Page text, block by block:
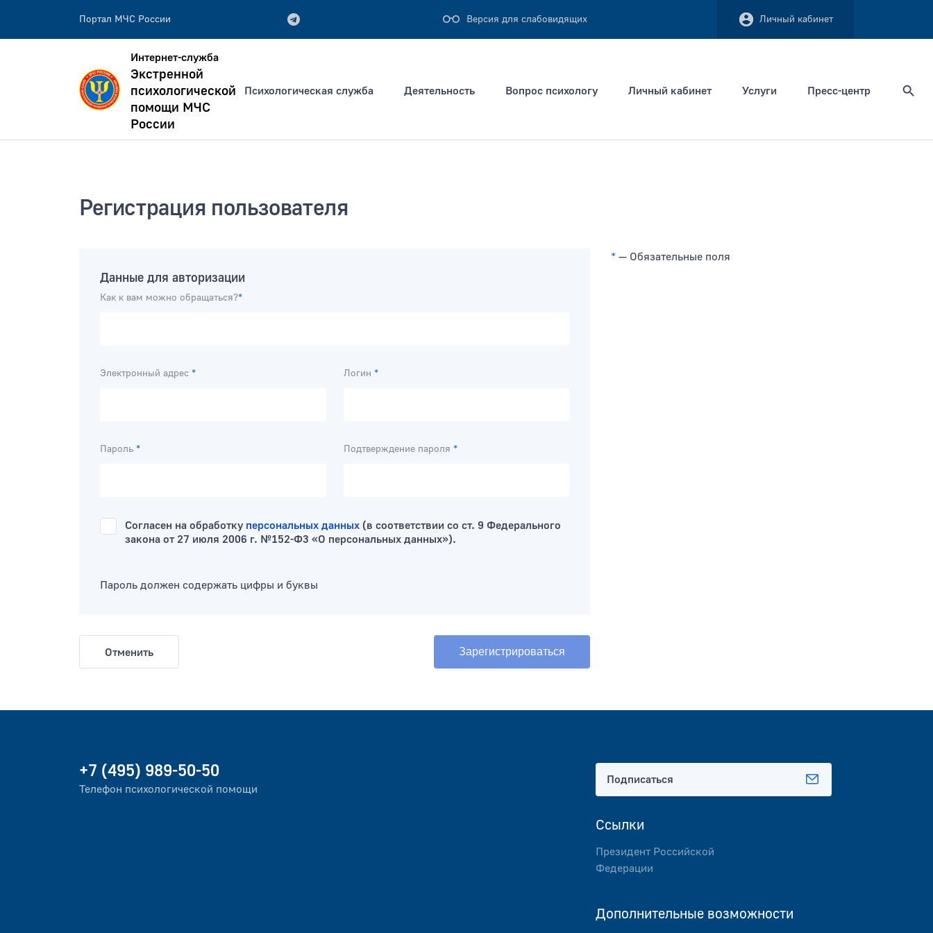
Портал МЧС России Версия для слабовидящих Личный кабинет
Интернет-служба
Экстренной
психологической
помощи МЧС
России
Психологическая служба Деятельность Вопрос психологу Личный кабинет Услуги Пресс-центр
Регистрация пользователя
Данные для авторизации
Как к вам можно обращаться?*
Электронный адрес * Логин *
Пароль * Подтверждение пароля *
Согласен на обработку персональных данных (в соответствии со ст. 9 Федерального
закона от 27 июля 2006 г. №152-Ф3 «О персональных данных»).
Пароль должен содержать цифры и буквы
Отменить Зарегистрироваться
* — Обязательные поля
+7 (495) 989-50-50
Телефон психологической помощи
Ссылки
Президент Российской
Федерации
Дополнительные возможности
Подписаться